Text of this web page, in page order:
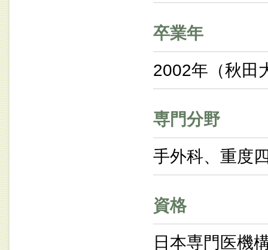
卒業年
2002年（秋田
専門分野
手外科、重度
資格
日本専門医機